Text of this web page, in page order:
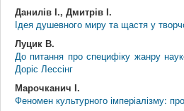
Данилів І., Дмитрів І.
Ідея душевного миру та щастя у
Луцик В.
До питання про специфіку жанру
Доріс Лессінг
Марочканич І.
Феномен культурного імперіалізму: